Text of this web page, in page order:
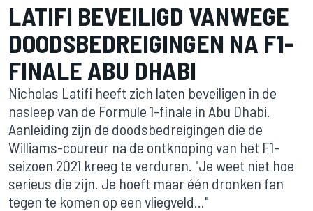
LATIFI BEVEILIGD VANWEGE
DOODSBEDREIGINGEN NA F1-
FINALE ABU DHABI
Nicholas Latifi heeft zich laten beveiligen in de
nasleep van de Formule 1-finale in Abu Dhabi.
Aanleiding zijn de doodsbedreigingen die de
Williams-coureur na de ontknoping van het F1-
seizoen 2021 kreeg te verduren. "Je weet niet hoe
serieus die zijn. Je hoeft maar één dronken fan
tegen te komen op een vliegveld..."